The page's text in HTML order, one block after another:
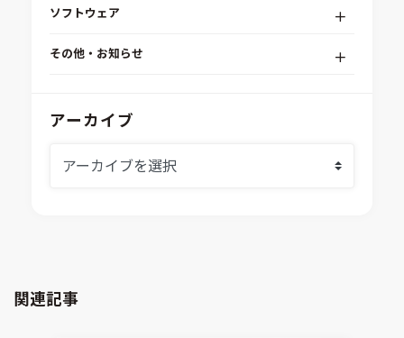
組込みソフトウェア開発プラットフォーム
システムシミュレーション
CAD連携・CAE業務支援
ソフトウェア
modeFRONTIER
Ansys SCADE
Virtual Environment
その他・お知らせ
IDAJからのお知らせ
アーカイブ
関連記事